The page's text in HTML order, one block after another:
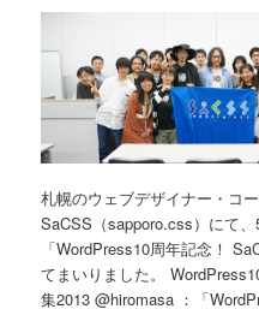
札幌のウェブデザイナー・コ
SaCSS（sapporo.css）にて
「WordPress10周年記念！
てまいりました。
集2013 @hiromasa ：「